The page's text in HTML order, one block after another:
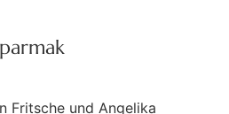
Fritsche und Angelika